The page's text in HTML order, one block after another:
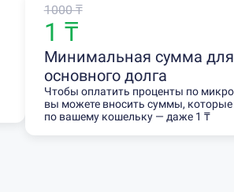
1000 ₸
1 ₸
Минимальная сумма
основного долга
Чтобы оплатить проценты по
вы можете вносить суммы,
по вашему кошельку — даже 1 ₸